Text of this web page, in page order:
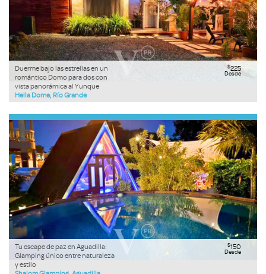
Duerme bajo las estrellas en un
romántico Domo para dos con
vista panorámica al Yunque
Hella Dome, Río Grande
$225
Desde
Tu escape de paz en Aguadilla:
Glamping único entre naturaleza
y estilo
$150
Desde